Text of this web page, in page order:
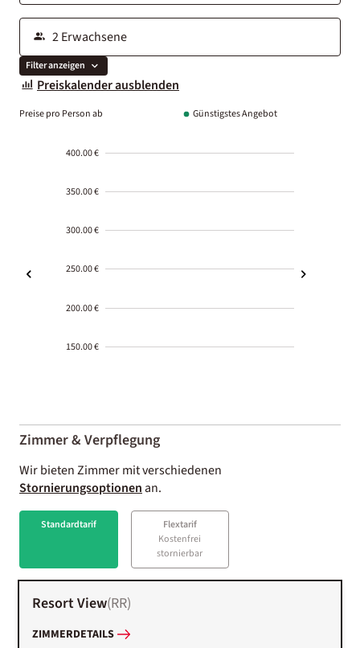
Filter anzeigen
Preiskalender ausblenden
Preise pro Person ab Günstigstes Angebot
400.00 €
350.00 €
300.00 €
250.00 €
200.00 €
150.00 €
01-02
Zimmer & Verpflegung
Wir bieten Zimmer mit verschiedenen
Stornierungsoptionenan.
Standardtarif
Flextarif
Kostenfrei
stornierbar
Resort View(RR)
ZIMMERDETAILS